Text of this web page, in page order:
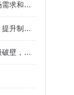
超微粉碎加工技术要结合市场需求和要求去设计
中药粉碎机，适应多种药材，提升制药效率
中药破壁超微粉碎机：细胞级破壁，让药材有效成分充分释放